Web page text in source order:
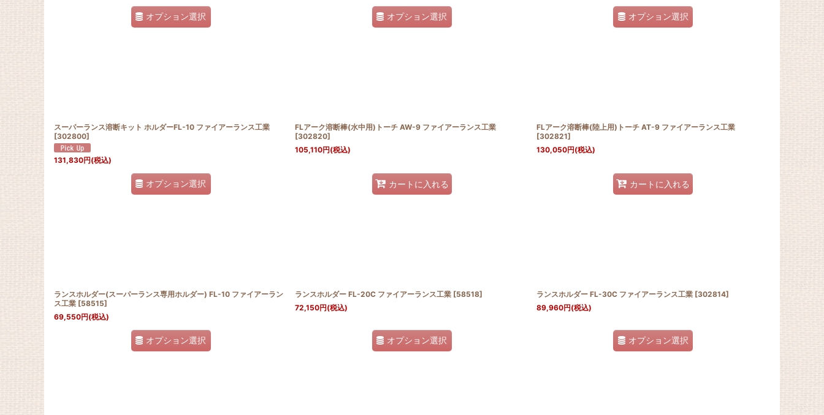
オプション選択 オプション選択 オプション選択
スーパーランス溶断キット ホルダーFL-10 ファイアーランス工業
[302800]
131,830円(税込)
オプション選択
FLアーク溶断棒(水中用)トーチ AW-9 ファイアーランス工業
[302820]
105,110円(税込)
カートに入れる
FLアーク溶断棒(陸上用)トーチ AT-9 ファイアーランス工業
[302821]
130,050円(税込)
カートに入れる
ランスホルダー(スーパーランス専用ホルダー) FL-10 ファイアーラン
ス工業 [58515]
69,550円(税込)
オプション選択
ランスホルダー FL-20C ファイアーランス工業 [58518]
72,150円(税込)
オプション選択
ランスホルダー FL-30C ファイアーランス工業 [302814]
89,960円(税込)
オプション選択